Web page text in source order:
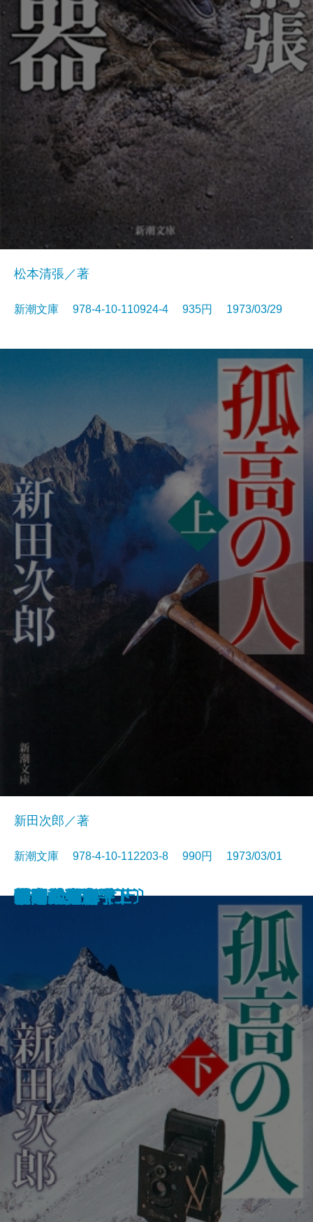
西郷と大久保
惜別
冬の旅
気まぐれ指数
新史 太閤記〔上〕
新史 太閤記〔下〕
塩狩峠
砂の器〔下〕
砂の器〔上〕
松本清張／著
新潮文庫 978-4-10-110924-4 935円 1973/03/29
孤高の人〔上〕
新田次郎／著
新潮文庫 978-4-10-112203-8 990円 1973/03/01
孤高の人〔下〕
山本五十六〔上〕
山本五十六〔下〕
谷間の百合
時間の習俗
二十世紀旗手
額田女王
影の地帯
グッド・バイ
ひとごろし